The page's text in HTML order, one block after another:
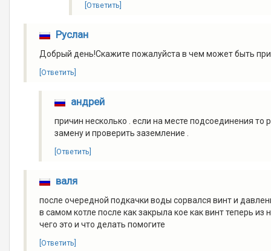
[Ответить]
Руслан
Добрый день!Скажите пожалуйста в чем может быть
[Ответить]
андрей
причин несколько . если на месте подсоединения то
замену и проверить заземление .
[Ответить]
валя
после очередной подкачки воды сорвался винт и
в самом котле после как закрыла кое как винт теперь
чего это и что делать помогите
[Ответить]